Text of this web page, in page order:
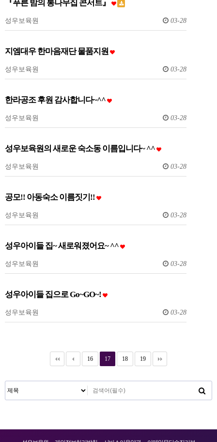
『푸른 밤의 통나무집 콘서트』
성우보육원 03-28
지엠대우 한마음재단 물품지원
성우보육원 03-28
한라공조 후원 감사합니다~^^
성우보육원 03-28
성우보육원의 새로운 숙소동 이름입니다~ ^^
성우보육원 03-28
공모!! 아동숙소 이름짓기!!
성우보육원 03-28
성우아이들 집~ 새로워졌어요~ ^^
성우보육원 03-28
성우아이들 집으로 Go~GO~!
성우보육원 03-28
16 17 18 19